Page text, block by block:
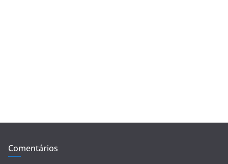
Comentários